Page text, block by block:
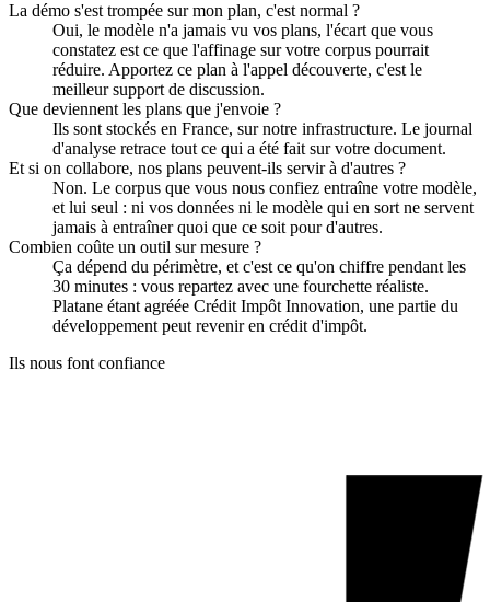
La démo s'est trompée sur mon plan, c'est normal ?
Oui, le modèle n'a jamais vu vos plans, l'écart que vous
constatez est ce que l'affinage sur votre corpus pourrait
réduire. Apportez ce plan à l'appel découverte, c'est le
meilleur support de discussion.
Que deviennent les plans que j'envoie ?
Ils sont stockés en France, sur notre infrastructure. Le journal
d'analyse retrace tout ce qui a été fait sur votre document.
Et si on collabore, nos plans peuvent-ils servir à d'autres ?
Non. Le corpus que vous nous confiez entraîne votre modèle,
et lui seul : ni vos données ni le modèle qui en sort ne servent
jamais à entraîner quoi que ce soit pour d'autres.
Combien coûte un outil sur mesure ?
Ça dépend du périmètre, et c'est ce qu'on chiffre pendant les
30 minutes : vous repartez avec une fourchette réaliste.
Platane étant agréée Crédit Impôt Innovation, une partie du
développement peut revenir en crédit d'impôt.
Ils nous font confiance